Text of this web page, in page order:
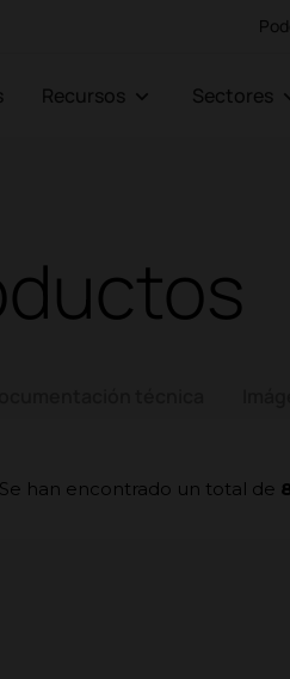
Recursos Sectores
Se han encontrado un total de